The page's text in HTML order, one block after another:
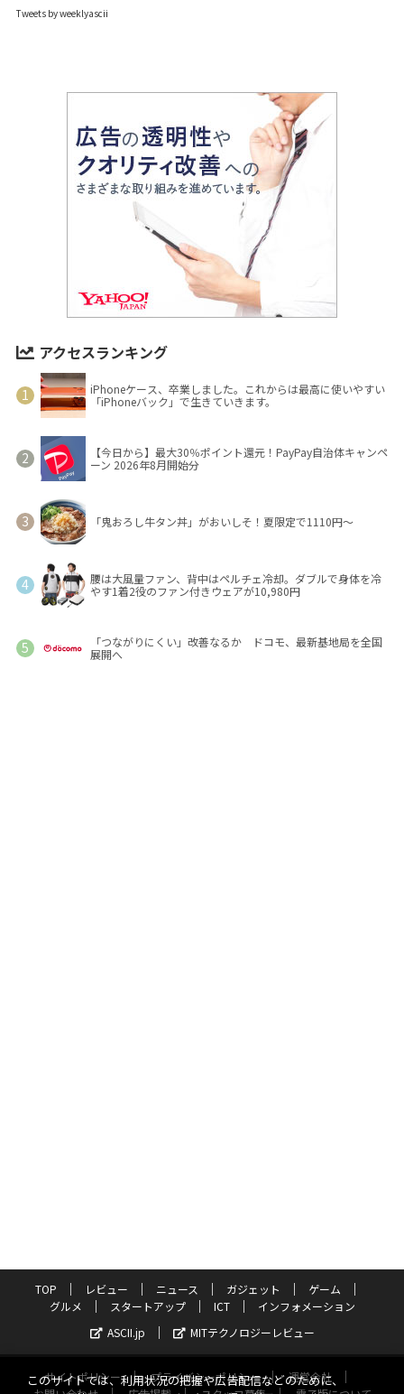
Tweets by weeklyascii
アクセスランキング
iPhoneケース、卒業しました。これからは最高に使いやすい
「iPhoneバック」で生きていきます。
【今日から】最大30％ポイント還元！PayPay自治体キャンペ
ーン 2026年8月開始分
「鬼おろし牛タン丼」がおいしそ！夏限定で1110円～
腰は大風量ファン、背中はペルチェ冷却。ダブルで身体を冷
やす1着2役のファン付きウェアが10,980円
「つながりにくい」改善なるか ドコモ、最新基地局を全国
展開へ
TOP レビュー ニュース ガジェット
ゲーム
グルメ
スタートアップ ICT
インフォメーション
ASCII.jp
MITテクノロジーレビュー
サイトポリシー プライバシーポリシー
運営会社
このサイトでは、利用状況の把握や広告配信などのために、